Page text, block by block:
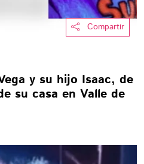
Compartir
y su hijo Isaac, de
su casa en Valle de